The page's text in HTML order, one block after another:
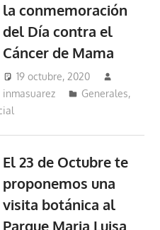
la conmemoración
del Día contra el
Cáncer de Mama
19 octubre, 2020
inmasuarez
Generales,
El 23 de Octubre te
proponemos una
visita botánica al
Parque Maria Luisa